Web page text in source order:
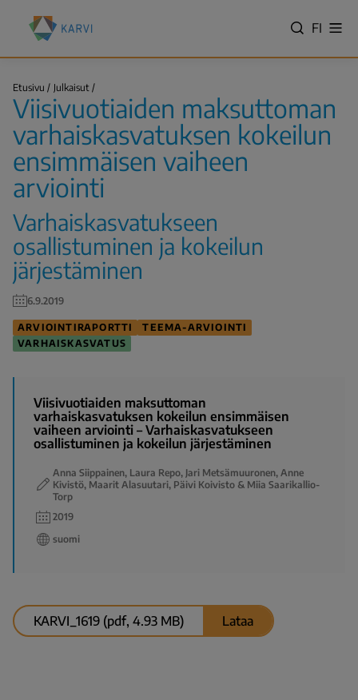
pääsisältöön
Kansallinen
koulutuksen
arviointikeskus
VÄLJ
SPRÅK
-
FI
Murupolku
Etusivu Julkaisut
Viisivuotiaiden maksuttoman
varhaiskasvatuksen kokeilun
ensimmäisen vaiheen
arviointi
Varhaiskasvatukseen
osallistuminen ja kokeilun
järjestäminen
6.9.2019
ARVIOINTIRAPORTTI
TEEMA-ARVIOINTI
VARHAISKASVATUS
Viisivuotiaiden maksuttoman
varhaiskasvatuksen kokeilun ensimmäisen
vaiheen arviointi – Varhaiskasvatukseen
osallistuminen ja kokeilun järjestäminen
Anna Siippainen, Laura Repo, Jari Metsämuuronen, Anne
Kivistö, Maarit Alasuutari, Päivi Koivisto & Miia Saarikallio-
Torp
2019
suomi
KARVI_1619 (pdf, 4.93 MB) Lataa